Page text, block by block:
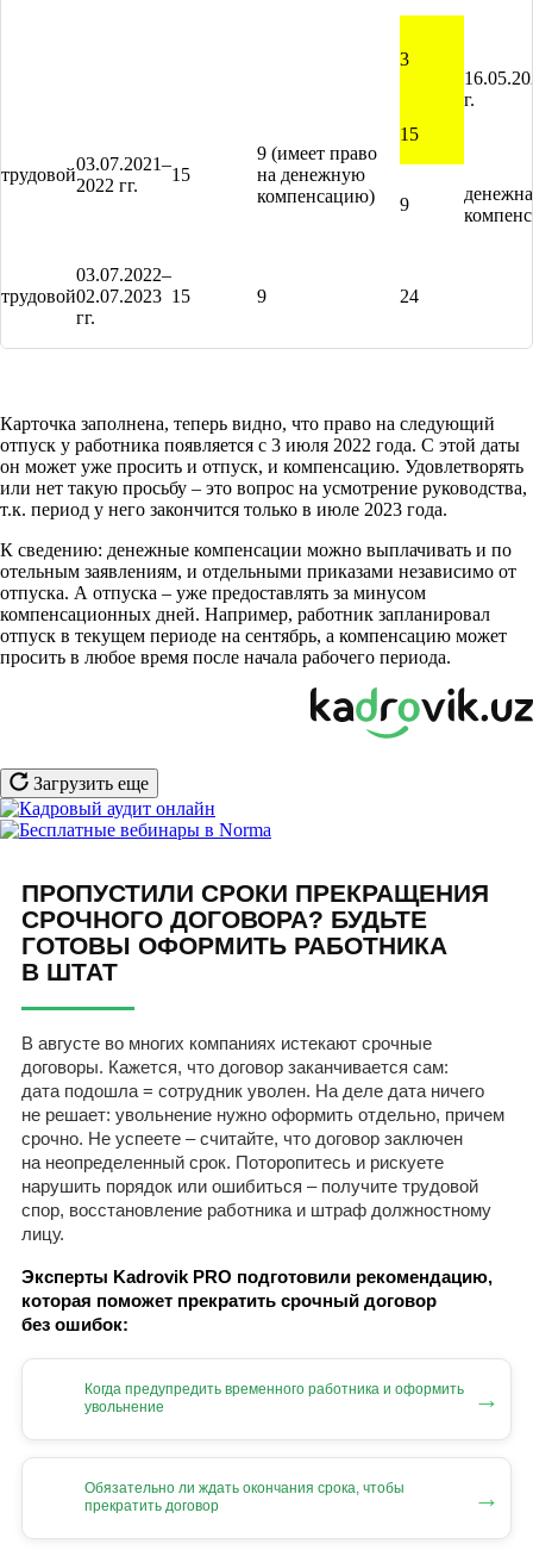
3
г.
трудовой
03.07.2021–
2022 гг.
15
9 (имеет право
на денежную
компенсацию)
15
9
трудовой
03.07.2022–
02.07.2023
гг.
15 9 24
Карточка заполнена, теперь видно, что право на следующий
отпуск у работника появляется с 3 июля 2022 года. С этой даты
он может уже просить и отпуск, и компенсацию. Удовлетворять
или нет такую просьбу – это вопрос на усмотрение руководства,
т.к. период у него закончится только в июле 2023 года.
К сведению: денежные компенсации можно выплачивать и по
отельным заявлениям, и отдельными приказами независимо от
отпуска. А отпуска – уже предоставлять за минусом
компенсационных дней. Например, работник запланировал
отпуск в текущем периоде на сентябрь, а компенсацию может
просить в любое время после начала рабочего периода.
Загрузить еще
ПРОПУСТИЛИ СРОКИ ПРЕКРАЩЕНИЯ
СРОЧНОГО ДОГОВОРА? БУДЬТЕ
ГОТОВЫ ОФОРМИТЬ РАБОТНИКА
В ШТАТ
В августе во многих компаниях истекают срочные
договоры. Кажется, что договор заканчивается сам:
дата подошла = сотрудник уволен. На деле дата ничего
не решает: увольнение нужно оформить отдельно, причем
срочно. Не успеете – считайте, что договор заключен
на неопределенный срок. Поторопитесь и рискуете
нарушить порядок или ошибиться – получите трудовой
спор, восстановление работника и штраф должностному
лицу.
Эксперты Kadrovik PRO подготовили рекомендацию,
которая поможет прекратить срочный договор
без ошибок:
Когда предупредить временного работника и оформить
увольнение
→
Обязательно ли ждать окончания срока, чтобы
прекратить договор
→